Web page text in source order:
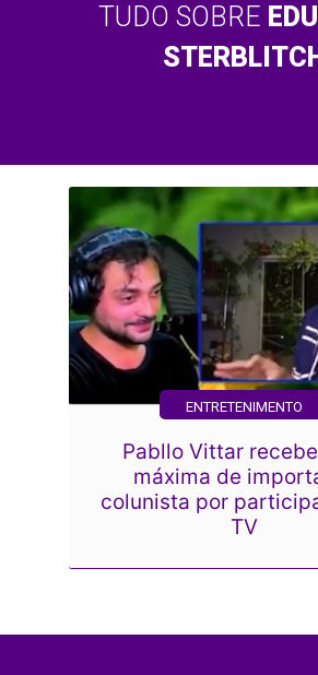
TUDO SOBRE
ENTRETENIMENTO
Pabllo Vittar
máxima de
colunista por
TV